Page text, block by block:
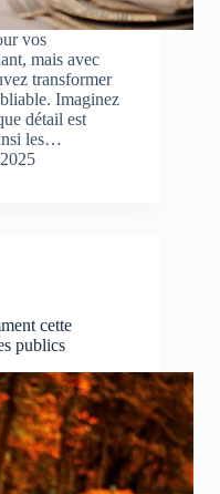
vos
mais avec
transformer
Imaginez
détail est
les…
cette
publics